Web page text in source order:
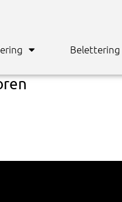
Belettering